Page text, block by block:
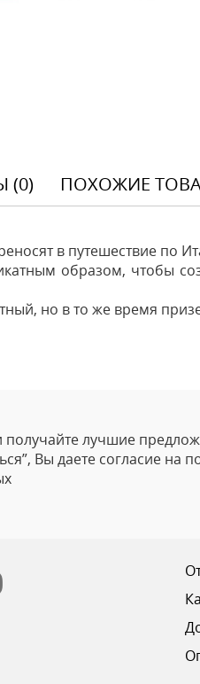
(0) ПОХОЖИЕ
в путешествие по
образом, чтобы
но в то же время
лучшие
Вы даете согласие на